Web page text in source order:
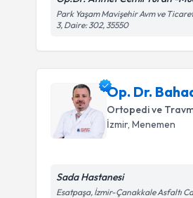
Park Yaşam Mavişehir Avm ve
3, Daire: 302, 35550
Op. Dr.
Ortopedi ve
İzmir, Menemen
Sada Hastanesi
Esatpaşa, İzmir-Çanakkale Asfaltı